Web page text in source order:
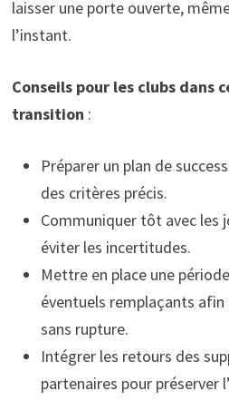
laisser une porte ouverte,
l’instant.
Conseils pour les clubs dans
transition :
Préparer un plan de
des critères précis.
Communiquer tôt avec les
éviter les incertitudes.
Mettre en place une
éventuels remplaçants afin
sans rupture.
Intégrer les retours des
partenaires pour préserver